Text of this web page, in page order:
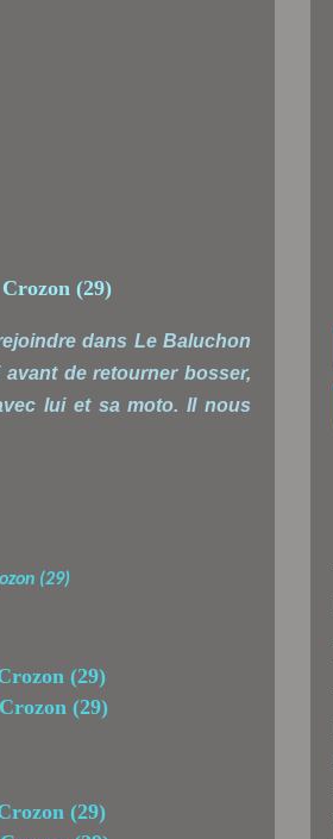
dans Le Baluchon
de retourner bosser,
lui et sa moto. Il nous